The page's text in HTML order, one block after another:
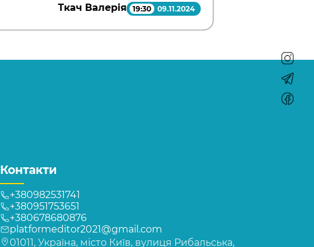
Ткач Валерія 19:30 09.11.2024
Контакти
+380982531741
+380951753651
+380678680876
platformeditor2021@gmail.com
01011, Україна, місто Київ, вулиця Рибальська,